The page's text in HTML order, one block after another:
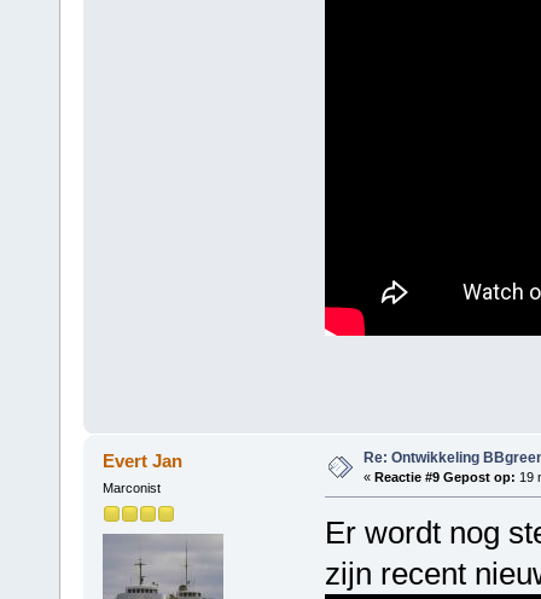
Evert Jan
Marconist
Re: Ontwikkeling
« Reactie #9 Gepost op: 19
Er wordt nog
zijn recent